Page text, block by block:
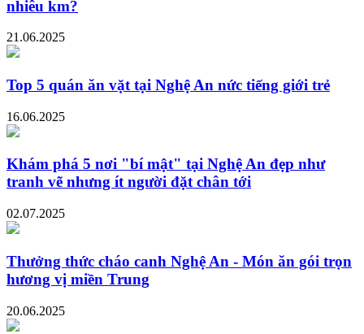
nhiêu km?
21.06.2025
Top 5 quán ăn vặt tại Nghệ An nức tiếng giới trẻ
16.06.2025
Khám phá 5 nơi "bí mật" tại Nghệ An đẹp như
tranh vẽ nhưng ít người đặt chân tới
02.07.2025
Thưởng thức cháo canh Nghệ An - Món ăn gói trọn
hương vị miền Trung
20.06.2025